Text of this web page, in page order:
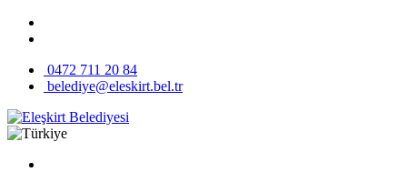
0472 711 20 84
belediye@eleskirt.bel.tr